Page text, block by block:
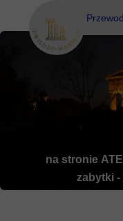
Kos
Rodos
na stronie
zabytki